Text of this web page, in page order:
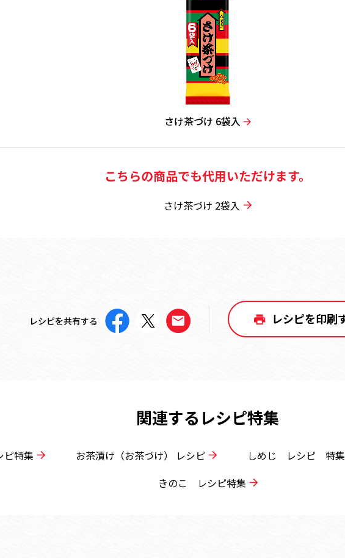
さけ茶づけ 6袋入
こちらの商品でも代用いただけます。
さけ茶づけ 2袋入
レシピを共有する レシピを印刷
関連するレシピ特集
特集 お茶漬け（お茶づけ） レシピ しめじ レシピ 特集
きのこ レシピ特集